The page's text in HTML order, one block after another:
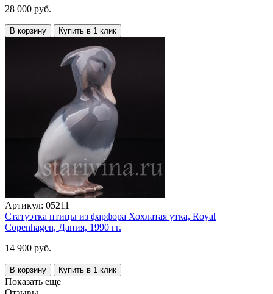
28 000 руб.
В корзину Купить в 1 клик
Артикул: 05211
Статуэтка птицы из фарфора Хохлатая утка, Royal
Copenhagen, Дания, 1990 гг.
14 900 руб.
В корзину Купить в 1 клик
Показать еще